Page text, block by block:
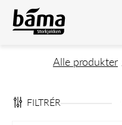
Rødt Kjøtt
Hovedinnhold
Hovedmeny
HovedmenyAlle produkter
FILTRÉR